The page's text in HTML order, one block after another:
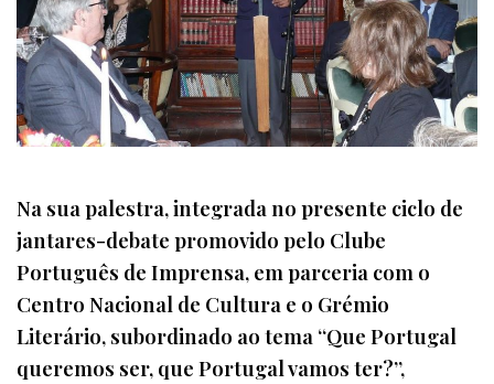
Na sua palestra, integrada no presente ciclo de
jantares-debate promovido pelo Clube
Português de Imprensa, em parceria com o
Centro Nacional de Cultura e o Grémio
Literário, subordinado ao tema “Que Portugal
queremos ser, que Portugal vamos ter?”,